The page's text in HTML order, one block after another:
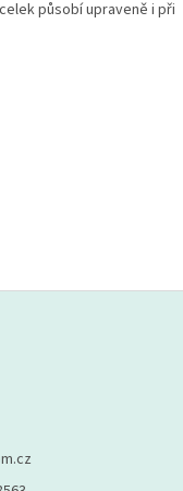
působí upraveně i při